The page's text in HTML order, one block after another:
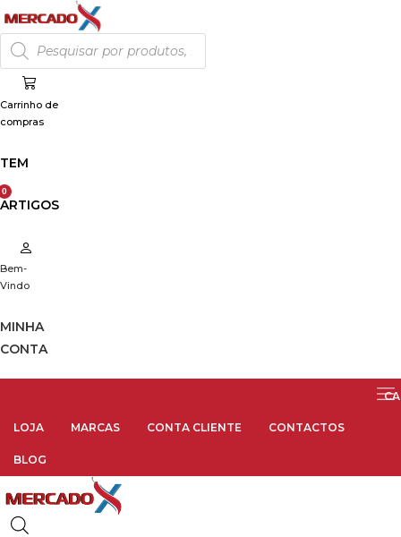
Skip
to
content
Products
search
Carrinho de
compras
TEM
ARTIGOS
Bem-
Vindo
MINHA
CONTA
LOJA MARCAS CONTA CLIENTE CONTACTOS
BLOG